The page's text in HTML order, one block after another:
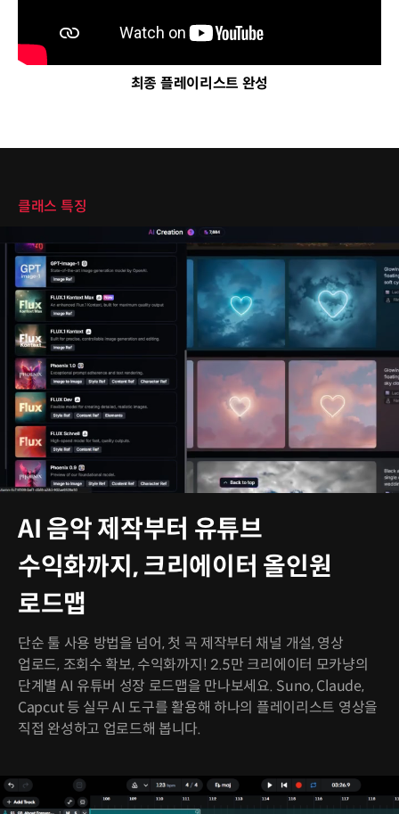
최종 플레이리스트 완성
클래스 특징
AI 음악 제작부터 유튜브
수익화까지, 크리에이터 올인원
로드맵
단순 툴 사용 방법을 넘어, 첫 곡 제작부터 채널 개설, 영상
업로드, 조회수 확보, 수익화까지! 2.5만 크리에이터 모카냥의
단계별 AI 유튜버 성장 로드맵을 만나보세요. Suno, Claude,
Capcut 등 실무 AI 도구를 활용해 하나의 플레이리스트 영상을
직접 완성하고 업로드해 봅니다.